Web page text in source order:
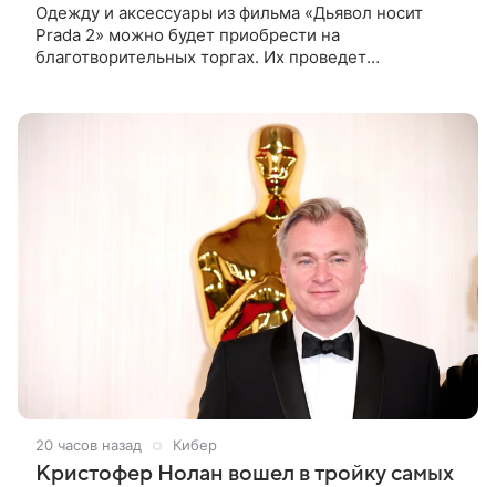
Одежду и аксессуары из фильма «Дьявол носит
Prada 2» можно будет приобрести на
благотворительных торгах. Их проведет
20 часов назад Кибер
Кристофер Нолан вошел в тройку самых